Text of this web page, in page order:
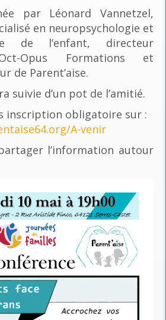
par Léonard Vannetzel,
en neuropsychologie et
de l’enfant, directeur
Opus Formations et
de Parent’aise.
suivie d’un pot de l’amitié.
inscription obligatoire sur :
A-venir
l’information autour